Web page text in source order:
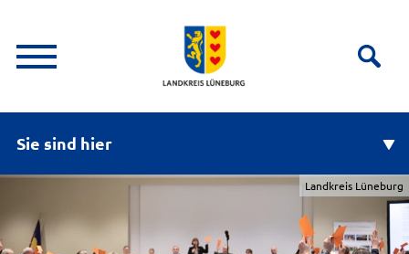
Sie sind hier
Landkreis Lüneburg